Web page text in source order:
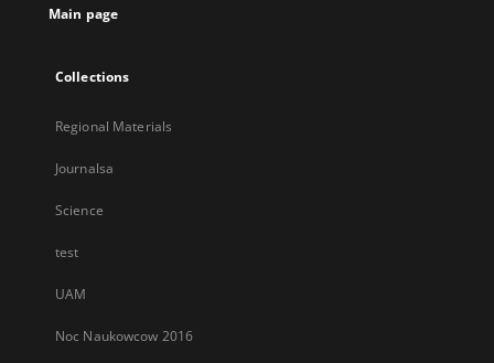
Main page
Collections
Regional Materials
Journalsa
Science
test
UAM
Noc Naukowcow 2016